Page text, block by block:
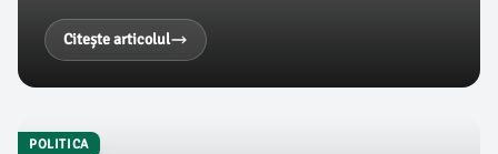
organizarea de alegeri în organizațiile județene ale
partidului. Conform uneia dintre sursele politice
citate de MEDIAFAX, Veștea a subliniat importanța ca
liderii locali să fie aleși prin vot liber, nu prin decizii
Citește articolul
POLITICA